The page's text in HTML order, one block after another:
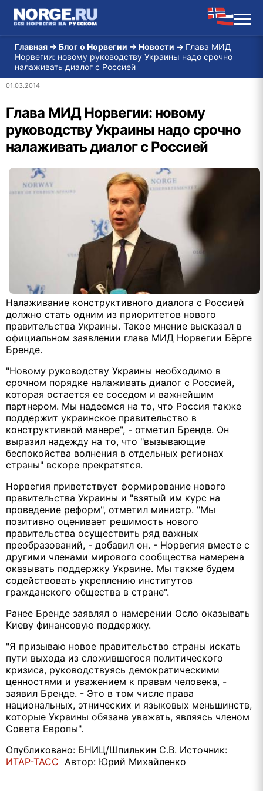
Главная → Блог о Норвегии → Новости → Глава МИД
Норвегии: новому руководству Украины надо срочно
налаживать диалог с Россией
01.03.2014
Глава МИД Норвегии: новому
руководству Украины надо срочно
налаживать диалог с Россией
Налаживание конструктивного диалога с Россией
должно стать одним из приоритетов нового
правительства Украины. Такое мнение высказал в
официальном заявлении глава МИД Норвегии Бёрге
Бренде.
"Новому руководству Украины необходимо в
срочном порядке налаживать диалог с Россией,
которая остается ее соседом и важнейшим
партнером. Мы надеемся на то, что Россия также
поддержит украинское правительство в
конструктивной манере", - отметил Бренде. Он
выразил надежду на то, что "вызывающие
беспокойства волнения в отдельных регионах
страны" вскоре прекратятся.
Норвегия приветствует формирование нового
правительства Украины и "взятый им курс на
проведение реформ", отметил министр. "Мы
позитивно оценивает решимость нового
правительства осуществить ряд важных
преобразований, - добавил он. - Норвегия вместе с
другими членами мирового сообщества намерена
оказывать поддержку Украине. Мы также будем
содействовать укреплению институтов
гражданского общества в стране".
Ранее Бренде заявлял о намерении Осло оказывать
Киеву финансовую поддержку.
"Я призываю новое правительство страны искать
пути выхода из сложившегося политического
кризиса, руководствуясь демократическими
ценностями и уважением к правам человека, -
заявил Бренде. - Это в том числе права
национальных, этнических и языковых меньшинств,
которые Украины обязана уважать, являясь членом
Совета Европы".
Опубликовано: БНИЦ/Шпилькин С.В. Источник:
ИТАР-ТАСС Автор: Юрий Михайленко